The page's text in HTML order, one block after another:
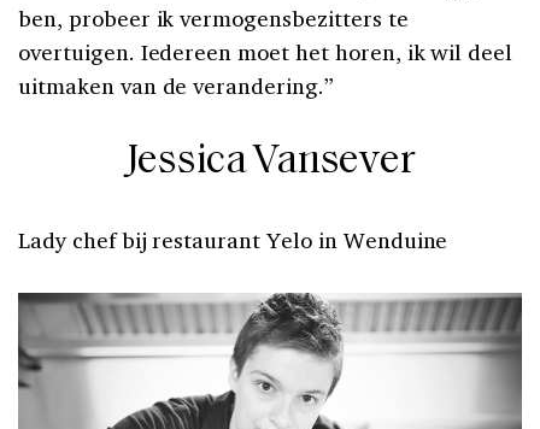
ben, probeer ik vermogensbezitters te
overtuigen. Iedereen moet het horen, ik wil deel
uitmaken van de verandering.”
Jessica Vansever
Lady chef bij restaurant Yelo in Wenduine